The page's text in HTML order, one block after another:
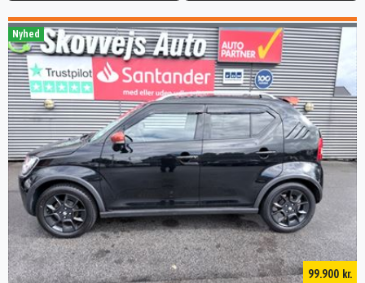
Nyhed
99.900 kr.